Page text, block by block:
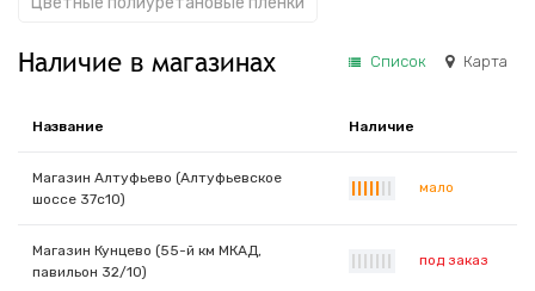
Наличие в магазинах Список Карта
Название Наличие
Магазин Алтуфьево (Алтуфьевское
шоссе 37с10)
мало
Магазин Кунцево (55-й км МКАД,
павильон 32/10)
под заказ